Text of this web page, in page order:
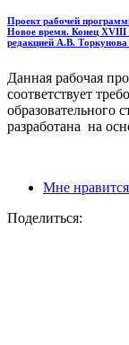
Проект рабочей
Новое время. Конец XVIII
редакцией А.В.
Данная рабочая
соответствует
образовательного
разработана на
Мне нравится
Поделиться: